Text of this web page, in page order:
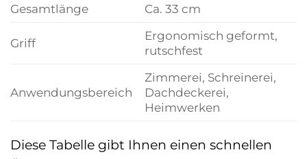
Gesamtlänge
Ca. 33 cm
Griff
Ergonomisch geformt,
rutschfest
Anwendungsbereich
Zimmerei, Schreinerei,
Dachdeckerei,
Heimwerken
Diese Tabelle gibt Ihnen einen schnellen